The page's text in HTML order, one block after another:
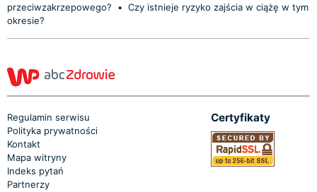
przeciwzakrzepowego?
• Czy istnieje ryzyko zajścia w ciążę w tym
okresie?
Regulamin serwisu
Polityka prywatności
Kontakt
Mapa witryny
Indeks pytań
Partnerzy
Certyfikaty